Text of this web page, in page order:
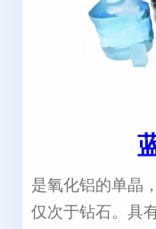
是氧化铝的单晶
仅次于钻石。具